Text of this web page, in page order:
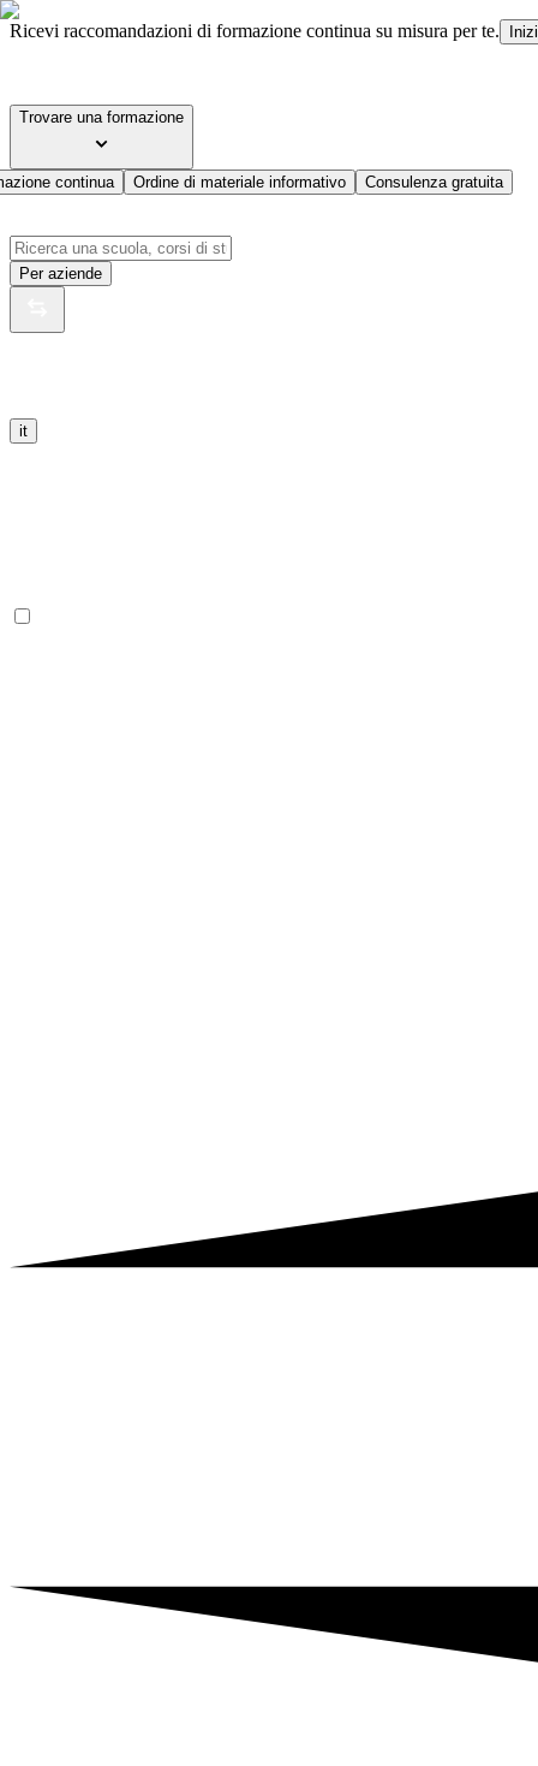
Ricevi raccomandazioni di formazione continua su misura per te.
Trovare una formazione
continua Ordine di materiale informativo Consulenza gratuita
Per aziende
it